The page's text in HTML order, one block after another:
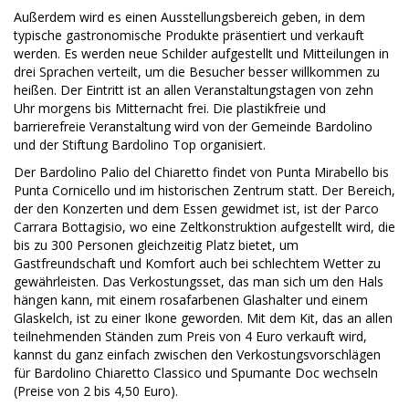
Außerdem wird es einen Ausstellungsbereich geben, in dem
typische gastronomische Produkte präsentiert und verkauft
werden. Es werden neue Schilder aufgestellt und Mitteilungen in
drei Sprachen verteilt, um die Besucher besser willkommen zu
heißen. Der Eintritt ist an allen Veranstaltungstagen von zehn
Uhr morgens bis Mitternacht frei. Die plastikfreie und
barrierefreie Veranstaltung wird von der Gemeinde Bardolino
und der Stiftung Bardolino Top organisiert.
Der Bardolino Palio del Chiaretto findet von Punta Mirabello bis
Punta Cornicello und im historischen Zentrum statt. Der Bereich,
der den Konzerten und dem Essen gewidmet ist, ist der Parco
Carrara Bottagisio, wo eine Zeltkonstruktion aufgestellt wird, die
bis zu 300 Personen gleichzeitig Platz bietet, um
Gastfreundschaft und Komfort auch bei schlechtem Wetter zu
gewährleisten. Das Verkostungsset, das man sich um den Hals
hängen kann, mit einem rosafarbenen Glashalter und einem
Glaskelch, ist zu einer Ikone geworden. Mit dem Kit, das an allen
teilnehmenden Ständen zum Preis von 4 Euro verkauft wird,
kannst du ganz einfach zwischen den Verkostungsvorschlägen
für Bardolino Chiaretto Classico und Spumante Doc wechseln
(Preise von 2 bis 4,50 Euro).